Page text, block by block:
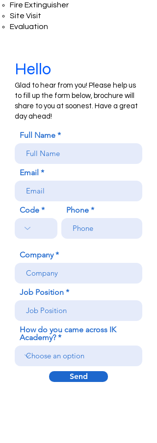
Fire Extinguisher​
Site Visit
Evaluation
Hello
Glad to hear from you! Please help us
to fill up the form below, brochure will
share to you at soonest. Have a great
day ahead!
Full Name
Email
Code Phone
Company
Job Position
How do you came across IK
Academy?
Send